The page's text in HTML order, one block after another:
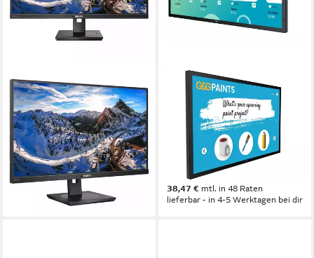
PHILIPS
279P1 TFT-Monitor
68,6 cm/ 27 Zoll Diagonale
3840 x 2160 px, 4K Ultra HD Auflösung
4 ms
Reaktionszeit
Produktdatenblatt
507,95 €
14,75 €mtl. in 48 Raten
lieferbar - in 4-5 Werktagen bei dir
PHILIPS
Philips 43BDL3751T LED-
Monitor
8 ms
Reaktionszeit
60 Hz
Bildwiederholfrequenz
Produktdatenblatt
1.325,00 €
38,47 € mtl. in 48 Raten
lieferbar - in 4-5 Werktagen bei dir